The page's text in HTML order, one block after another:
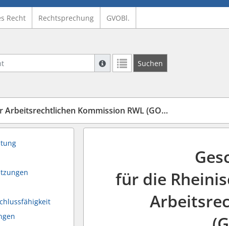
Recht Rechtsprechung GVOBl.
Suche mit Platzhalter "*", Bsp.
Suchen
Kommission RWL (GOARK-RWL)
für die